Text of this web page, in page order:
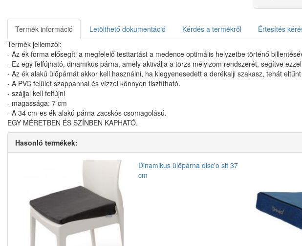
Termék információ Letölthető dokumentáció Kérdés a termékről
Értesítés
Termék jellemzői:
- Az ék forma elősegíti a megfelelő testtartást a medence optimális helyzetbe történő
- Ez egy felfújható, dinamikus párna, amely aktiválja a törzs mélyizom rendszerét, segítve
- Az ék alakú ülőpárnát akkor kell használni, ha kiegyenesedett a derékalji szakasz, tehát
- A PVC felület szappannal és vízzel könnyen tisztítható.
- szájjal kell felfújni
- magassága: 7 cm
- A 34 cm-es ék alakú párna zacskós csomagolású.
EGY MÉRETBEN ÉS SZÍNBEN KAPHATÓ.
Hasonló termékek:
Dinamikus ülőpárna disc'o sit 37
cm